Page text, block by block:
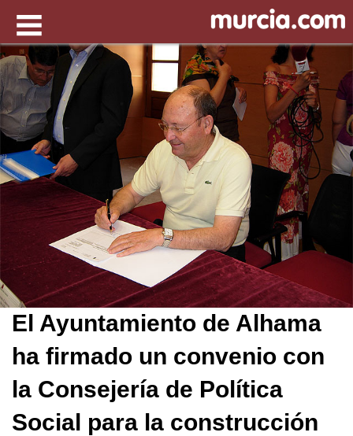
El Ayuntamiento de Alhama
ha firmado un convenio con
la Consejería de Política
Social para la construcción